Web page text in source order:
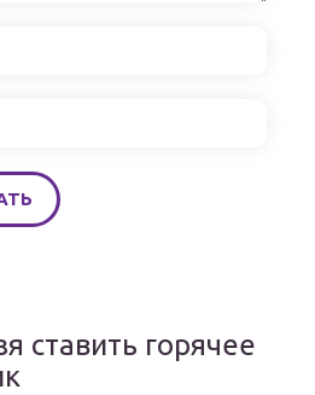
ставить горячее